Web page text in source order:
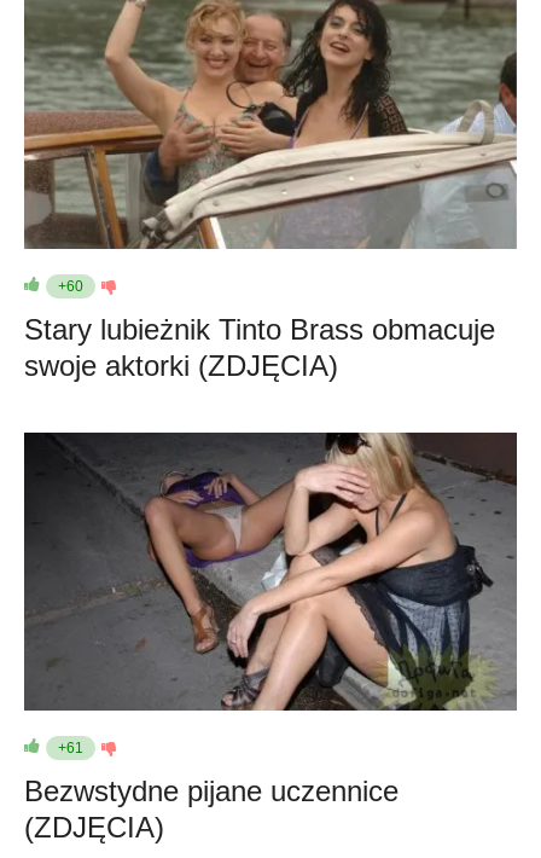
+60
Stary lubieżnik Tinto Brass obmacuje
swoje aktorki (ZDJĘCIA)
+61
Bezwstydne pijane uczennice
(ZDJĘCIA)